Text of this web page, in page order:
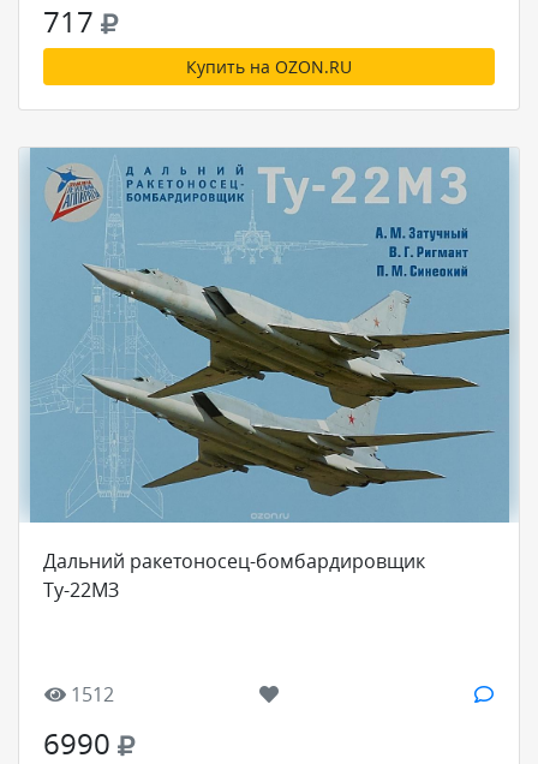
717
Купить на OZON.RU
Дальний ракетоносец-бомбардировщик
Ту-22МЗ
1512
6990